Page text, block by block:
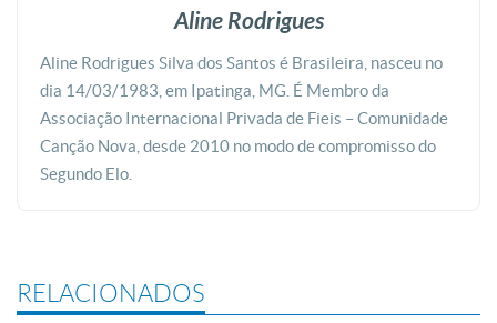
Aline Rodrigues
Aline Rodrigues Silva dos Santos é Brasileira, nasceu no
dia 14/03/1983, em Ipatinga, MG. É Membro da
Associação Internacional Privada de Fieis – Comunidade
Canção Nova, desde 2010 no modo de compromisso do
Segundo Elo.
RELACIONADOS